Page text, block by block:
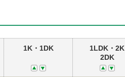
1K・1DK
1LDK・2K
2DK